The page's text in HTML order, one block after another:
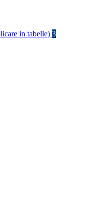
in tabelle) 3